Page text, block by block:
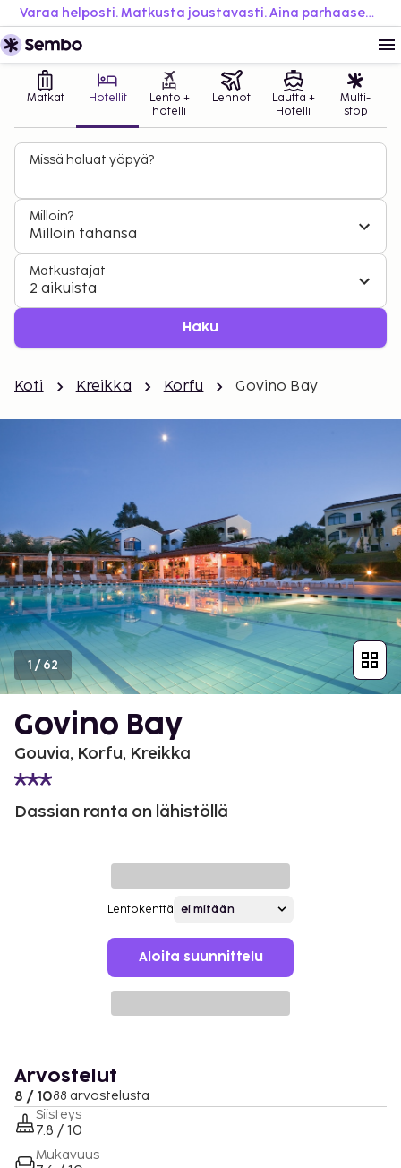
Varaa helposti. Matkusta joustavasti. Aina parhaaseen hintaan.
Matkat Hotellit
Lento +
hotelli
Lennot
Lautta +
Hotelli
Multi-
stop
Missä haluat yöpyä?
Milloin?
Milloin tahansa
Matkustajat
2 aikuista
Haku
Koti Kreikka Korfu Govino Bay
1 /62
Govino Bay
Gouvia, Korfu, Kreikka
Dassian ranta on lähistöllä
Lentokenttä
Aloita suunnittelu
Arvostelut
8 / 1088 arvostelusta
Siisteys
7.8 / 10
Mukavuus